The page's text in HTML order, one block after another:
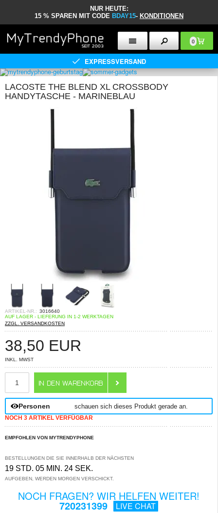
NUR HEUTE:
15 % SPAREN MIT CODE BDAY15- KONDITIONEN
0
EXPRESSVERSAND
LACOSTE THE BLEND XL CROSSBODY
HANDYTASCHE - MARINEBLAU
ARTIKEL-NR.: 3016640
AUF LAGER - LIEFERUNG IN 1-2 WERKTAGEN
ZZGL. VERSANDKOSTEN
38,50 EUR
INKL. MWST
Personen schauen sich dieses Produkt gerade an.
NOCH 3 ARTIKEL VERFÜGBAR
EMPFOHLEN VON MYTRENDYPHONE
BESTELLUNGEN DIE SIE INNERHALB DER NÄCHSTEN
19 STD. 05 MIN. 24 SEK.
AUFGEBEN, WERDEN MORGEN VERSCHICKT.
NOCH FRAGEN? WIR HELFEN WEITER!
720231399 LIVE CHAT